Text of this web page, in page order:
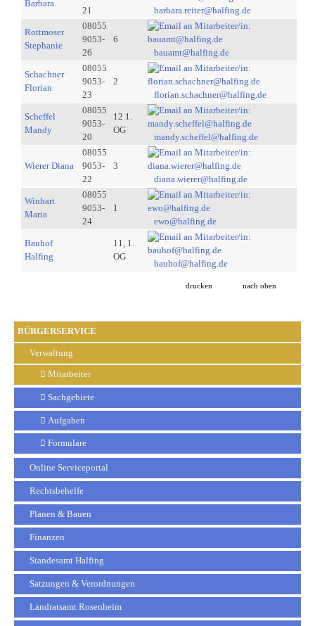
BÜRGERSERVICE
Verwaltung
Mitarbeiter
Sachgebiete
Aufgaben
Formulare
Online Serviceportal
Rechtsbehelfe
Planen & Bauen
Finanzen
Standesamt Halfing
Satzungen & Verordnungen
Landratsamt Rosenheim
Barbara
21
barbara.reiter@halfing.de
Rottmoser
Stephanie
08055
9053-
26
6
bauamt@halfing.de
Schachner
Florian
08055
9053-
23
2
florian.schachner@halfing.de
Scheffel
Mandy
08055
9053-
20
12 1.
OG
mandy.scheffel@halfing.de
Wierer Diana
08055
9053-
22
3
diana.wierer@halfing.de
Winhart
Maria
08055
9053-
24
1
ewo@halfing.de
Bauhof
Halfing
11, 1.
OG
bauhof@halfing.de
drucken nach oben